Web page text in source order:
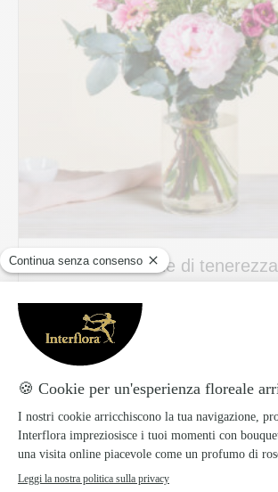
Nuvole di tenerezza
Spedizione veloce